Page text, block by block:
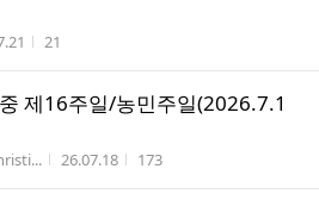
간 조회수
21
제16주일/농민주일(2026.7.1
자 작성시간
26.07.18 조회수
173